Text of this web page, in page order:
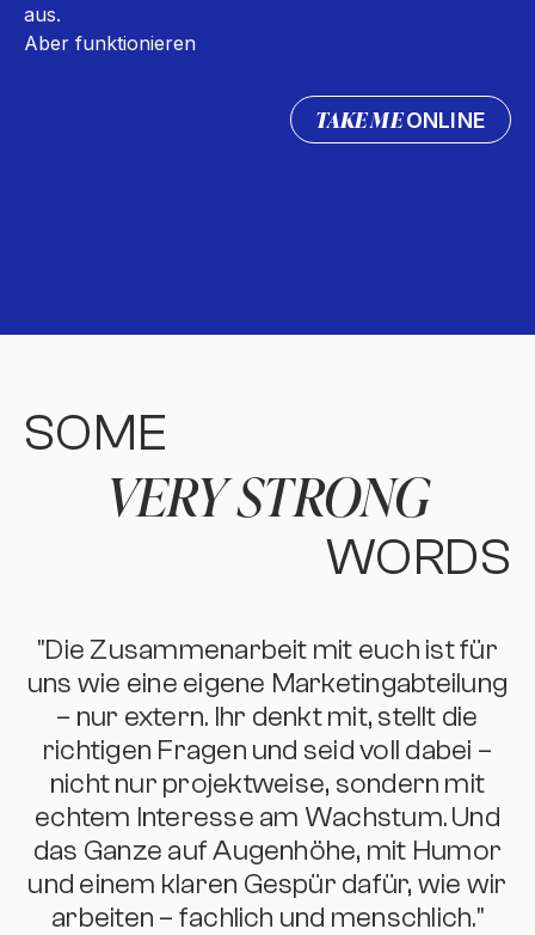
aus.
Aber funktionieren
TAKE MEONLINE
SOME
VERY STRONG
WORDS
"Die Zusammenarbeit mit euch ist für
uns wie eine eigene Marketingabteilung
– nur extern. Ihr denkt mit, stellt die
richtigen Fragen und seid voll dabei –
nicht nur projektweise, sondern mit
echtem Interesse am Wachstum. Und
das Ganze auf Augenhöhe, mit Humor
und einem klaren Gespür dafür, wie wir
arbeiten – fachlich und menschlich."